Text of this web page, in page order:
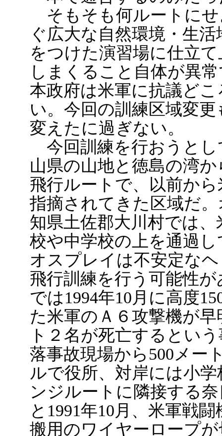
そもそも何ルートにせ
ぐ広大な自然環境・生
をつけた演習場に仕立
しまくること自体が異
本政府は米軍に抗議ど
い。今回の訓練区域変
変えたに過ぎない。
今回訓練を行おうとし
山県の山地と徳島の湾
飛行ルートで、以前か
指摘されてきた区域だ
知県土佐郡大川村では
校や中学校の上を通過
オスプレイは不安定な
飛行訓練を行う可能性
では1994年10月に高度
た米軍のＡ６攻撃機が
ト２名が死亡するとい
落事故現場から500メー
ルで役所、対岸には小
ンジルートに隣接する
と1991年10月、米軍戦
搬用のワイヤーロープ